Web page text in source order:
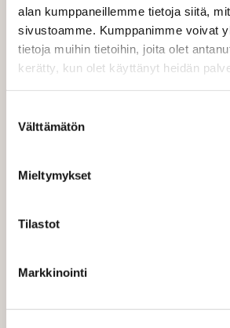
alan kumppaneillemme tietoja siitä,
sivustoamme. Kumppanimme voivat
tietoja muihin tietoihin, joita olet
kerätty, kun olet käyttänyt heidän
valinta
Välttämätön
Mieltymykset
Tilastot
Markkinointi
VERHOJEN MÄÄRÄ:
Suoraverho leveys 150 cm
Purjerengasverho leveys max
Verho monsuuninauhalla
Mittausohje-sivulta
laskukaavion. Ompelutyön